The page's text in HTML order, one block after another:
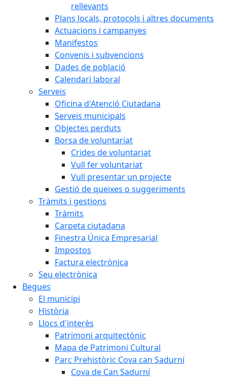
rellevants
Plans locals, protocols i altres documents
Actuacions i campanyes
Manifestos
Convenis i subvencions
Dades de població
Calendari laboral
Serveis
Oficina d'Atenció Ciutadana
Serveis municipals
Objectes perduts
Borsa de voluntariat
Crides de voluntariat
Vull fer voluntariat
Vull presentar un projecte
Gestió de queixes o suggeriments
Tràmits i gestions
Tràmits
Carpeta ciutadana
Finestra Única Empresarial
Impostos
Factura electrònica
Seu electrònica
Begues
El municipi
Història
Llocs d'interès
Patrimoni arquitectònic
Mapa de Patrimoni Cultural
Parc Prehistòric Cova can Sadurní
Cova de Can Sadurní